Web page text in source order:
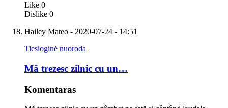
Like 0
Dislike 0
Hailey Mateo - 2020-07-24 - 14:51
Tiesioginė nuoroda
Mă trezesc zilnic cu un…
Komentaras